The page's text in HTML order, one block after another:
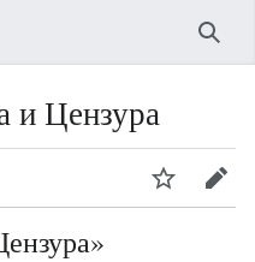
и Цензура